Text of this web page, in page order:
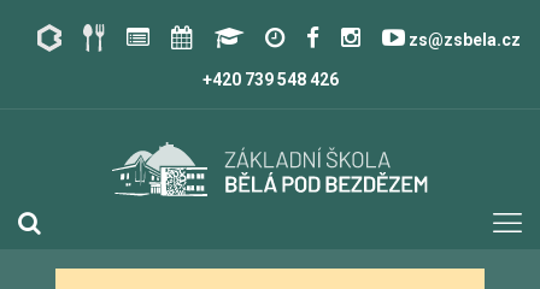
zs@zsbela.cz
+420 739 548 426